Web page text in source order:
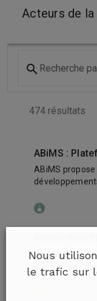
Nous
le trafic sur